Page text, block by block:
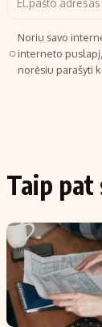
Noriu savo
interneto
norėsiu parašyti
Taip